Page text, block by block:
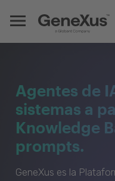
Agentes de
sistemas a
Knowledge
prompts.
GeneXus es la